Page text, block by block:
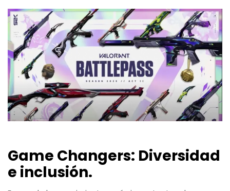
Game Changers: Diversidad
e inclusión.